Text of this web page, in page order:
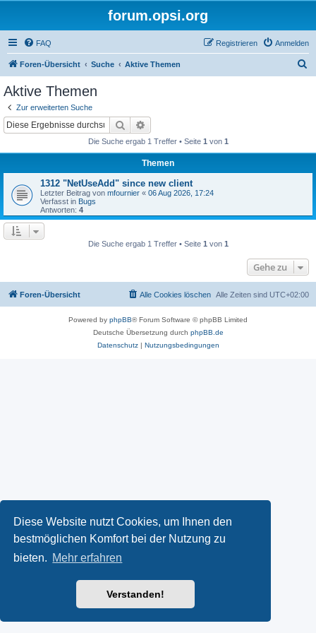
Diese Website nutzt Cookies, um Ihnen den
bestmöglichen Komfort bei der Nutzung zu
bieten. Mehr erfahren
Verstanden!
forum.opsi.org
FAQ Anmelden
Registrieren
Foren-Übersicht Suche Aktive Themen
Aktive Themen
Zur erweiterten Suche
Suche
Die Suche ergab 1 Treffer • Seite 1 von 1
Themen
1312 "NetUseAdd" since new client
Letzter Beitrag von mfournier « 06 Aug 2026, 17:24
Verfasst in Bugs
Antworten: 4
Die Suche ergab 1 Treffer • Seite 1 von 1
Gehe zu
Foren-Übersicht Alle Zeiten sind UTC+02:00
Alle Cookies löschen
Powered by phpBB® Forum Software © phpBB Limited
Deutsche Übersetzung durch phpBB.de
Datenschutz| Nutzungsbedingungen